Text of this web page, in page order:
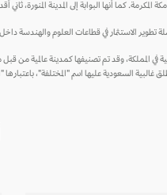
كما أنها البوابة إلى المدينة المنورة،
الاستثمار في قطاعات العلوم والهندسة داخل المملكة
السعودية عليها اسم "المختلفة"، باعتبارها